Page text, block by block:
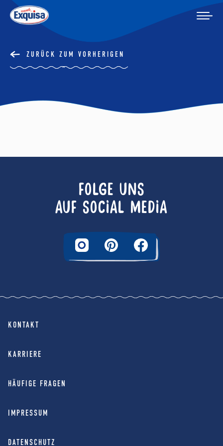
ZURÜCK ZUM VORHERIGEN
FOLGE UNS
AUF SOCIAL MEDIA
KONTAKT
KARRIERE
HÄUFIGE FRAGEN
IMPRESSUM
DATENSCHUTZ